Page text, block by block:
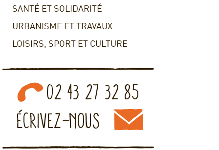
SANTÉ ET SOLIDARITÉ
URBANISME ET TRAVAUX
LOISIRS, SPORT ET CULTURE